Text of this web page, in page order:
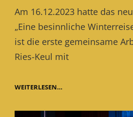
Am 16.12.2023 hatte das
„Eine besinnliche
ist die erste gemeinsame
Ries-Keul mit
WEITERLESEN…WINTERPROGRAMM